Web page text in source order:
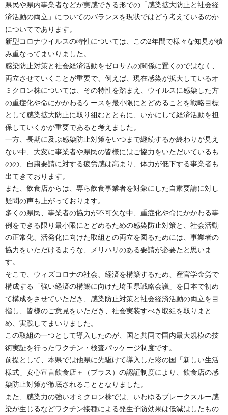
県民や県内事業者などが実感できる形での「感染拡大防止と社会経
済活動の両立」についてのバランスを現状ではどう考えているのか
についてであります。
新型コロナウイルスの特性については、この2年間で様々な知見が積
み重なってまいりました。
感染防止対策と社会経済活動をゼロサムの関係に置くのではなく、
両立させていくことが重要で、例えば、現在感染が拡大しているオ
ミクロン株については、その特性を踏まえ、ウイルスに感染した方
の重症化や命にかかわるケースを最小限にとどめることを戦略目標
として感染拡大防止に取り組むとともに、いかにして経済活動を担
保していくかが重要であると考えました。
一方、長期に及ぶ感染防止対策をいつまで継続するか終わりが見え
ない中、大変に事業者や県民の皆様にはご協力をいただいているも
のの、自粛要請に対する疲労感は高まり、体力が低下する事業者も
出てきております。
また、飲食店からは、専ら飲食事業者を対象にした自粛要請に対し
疑問の声も上がっております。
多くの県民、事業者の協力が不可欠な中、重症化や命にかかわる事
例をできる限り最小限にとどめるための感染防止対策と、社会活動
の正常化、活発化に向けた取組との両立を図るためには、事業者の
協力をいただけるような、メリハリのある要請が必要たと思いま
す。
そこで、ウィズコロナの社会、経済を構築するため、産官学金労で
構成する「強い経済の構築に向けた埼玉県戦略会議」を日本で初め
て構成をさせていただき、感染防止対策と社会経済活動の両立を目
指し、皆様のご意見をいただき、社会実装すべき取組を取りまと
め、実践してまいりました。
この取組の一つとして導入したのが、国と共同で国内最大規模の技
術実証を行ったワクチン・検査パッケージ制度です。
前提として、本県では他県に先駆けて導入した彩の国「新しい生活
様式」安心宣言飲食店＋（プラス）の認証制度により、飲食店の感
染防止対策が徹底されることとなりました。
また、感染力の強いオミクロン株では、いわゆるブレークスルー感
染が生じるなどワクチン接種による発生予防効果は低減はしたもの